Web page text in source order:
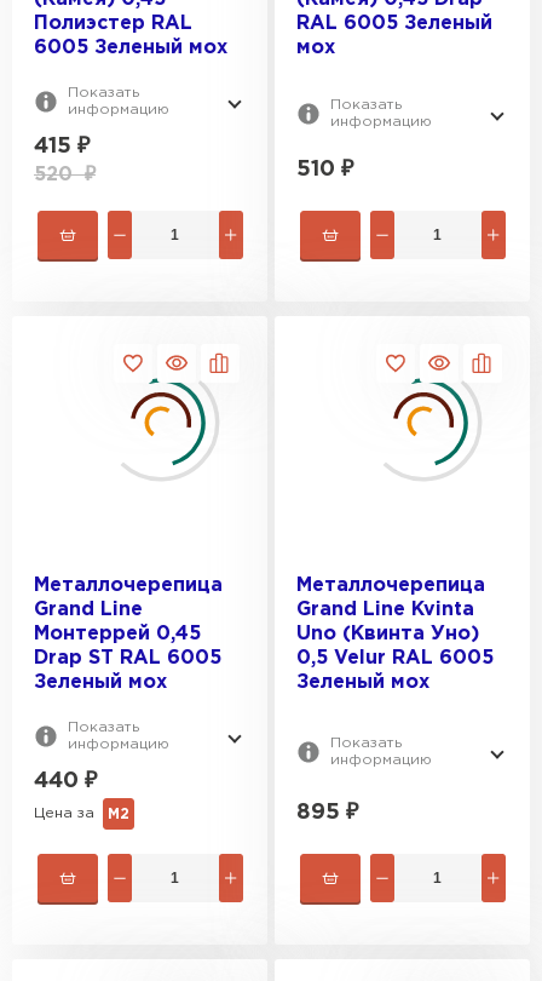
Полиэстер RAL
6005 Зеленый мох
Показать
информацию
415 ₽
520₽
RAL 6005 Зеленый
мох
Показать
информацию
510 ₽
Металлочерепица
Grand Line
Монтеррей 0,45
Drap ST RAL 6005
Зеленый мох
Показать
информацию
440 ₽
Цена за М2
Металлочерепица
Grand Line Kvinta
Uno (Квинта Уно)
0,5 Velur RAL 6005
Зеленый мох
Показать
информацию
895 ₽